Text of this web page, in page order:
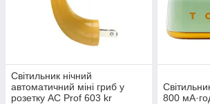
Світильник нічний
автоматичний міні гриб у
розетку AC Prof 603 kr
800